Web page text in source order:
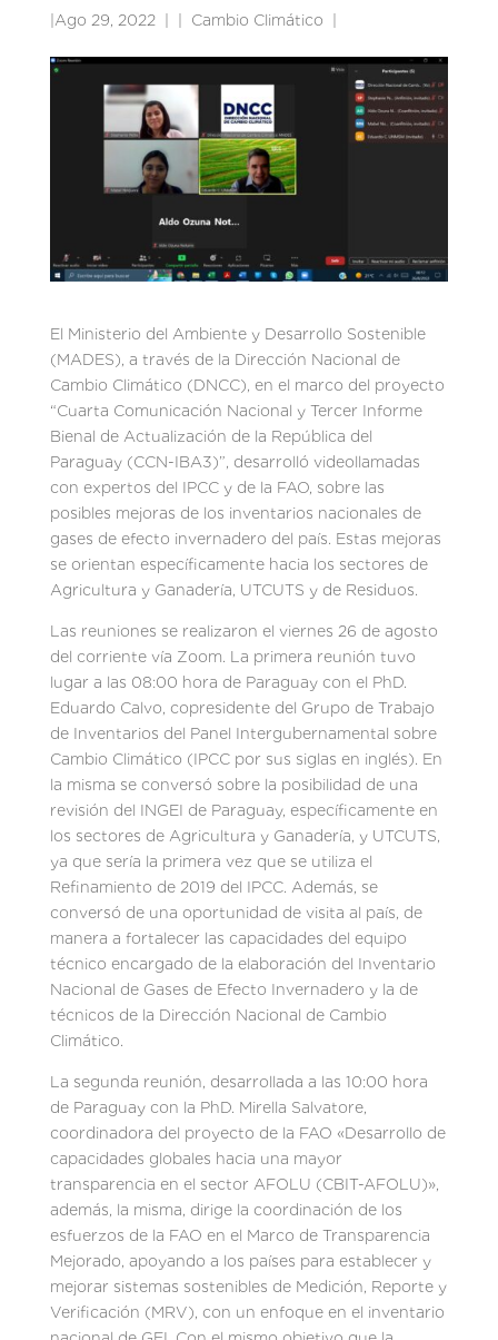
Ago 29, 2022 Cambio Climático
El Ministerio del Ambiente y Desarrollo Sostenible
(MADES), a través de la Dirección Nacional de
Cambio Climático (DNCC), en el marco del proyecto
“Cuarta Comunicación Nacional y Tercer Informe
Bienal de Actualización de la República del
Paraguay (CCN-IBA3)”, desarrolló videollamadas
con expertos del IPCC y de la FAO, sobre las
posibles mejoras de los inventarios nacionales de
gases de efecto invernadero del país. Estas mejoras
se orientan específicamente hacia los sectores de
Agricultura y Ganadería, UTCUTS y de Residuos.
Las reuniones se realizaron el viernes 26 de agosto
del corriente vía Zoom. La primera reunión tuvo
lugar a las 08:00 hora de Paraguay con el PhD.
Eduardo Calvo, copresidente del Grupo de Trabajo
de Inventarios del Panel Intergubernamental sobre
Cambio Climático (IPCC por sus siglas en inglés). En
la misma se conversó sobre la posibilidad de una
revisión del INGEI de Paraguay, específicamente en
los sectores de Agricultura y Ganadería, y UTCUTS,
ya que sería la primera vez que se utiliza el
Refinamiento de 2019 del IPCC. Además, se
conversó de una oportunidad de visita al país, de
manera a fortalecer las capacidades del equipo
técnico encargado de la elaboración del Inventario
Nacional de Gases de Efecto Invernadero y la de
técnicos de la Dirección Nacional de Cambio
Climático.
La segunda reunión, desarrollada a las 10:00 hora
de Paraguay con la PhD. Mirella Salvatore,
coordinadora del proyecto de la FAO «Desarrollo de
capacidades globales hacia una mayor
transparencia en el sector AFOLU (CBIT-AFOLU)»,
además, la misma, dirige la coordinación de los
esfuerzos de la FAO en el Marco de Transparencia
Mejorado, apoyando a los países para establecer y
mejorar sistemas sostenibles de Medición, Reporte y
Verificación (MRV), con un enfoque en el inventario